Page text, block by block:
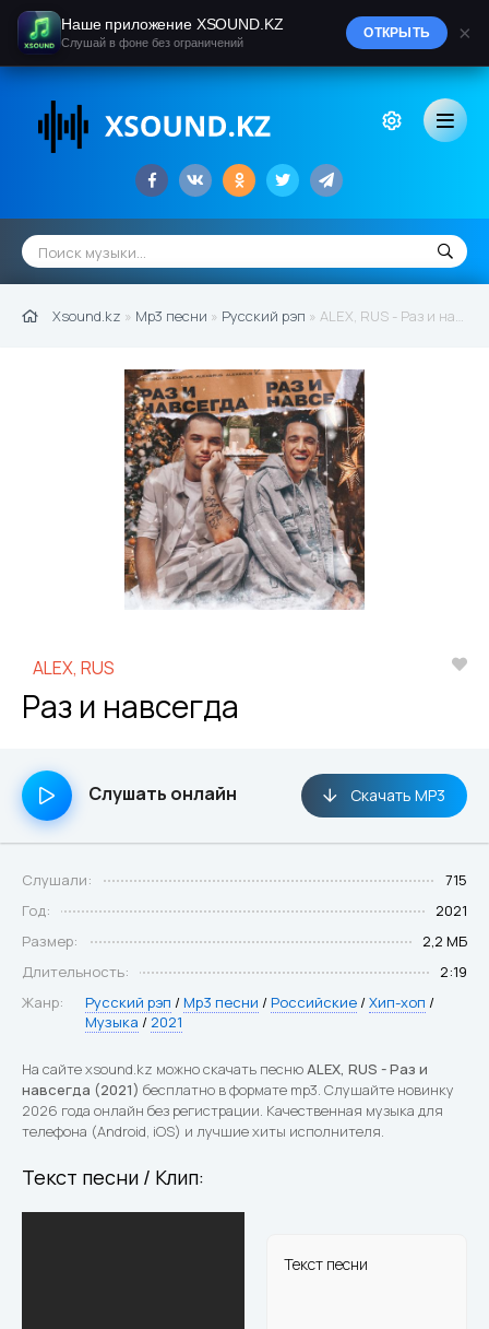
Xsound.kz » Mp3 песни » Русский рэп » ALEX, RUS - Раз и навсегда (2021)
ALEX, RUS
Раз и навсегда
Слушать онлайн Скачать MP3
Слушали:
715
Год:
2021
Размер:
2,2 МБ
Длительность:
2:19
Жанр:
Русский рэп / Mp3 песни / Российские /Хип-хоп /
Музыка / 2021
На сайте xsound.kz можно скачать песнюALEX, RUS - Раз и
навсегда (2021) бесплатно в формате mp3. Слушайте новинку
2026 года онлайн без регистрации. Качественная музыка для
телефона (Android, iOS) и лучшие хиты исполнителя.
Текст песни / Клип:
Текст песни
Наше приложение XSOUND.KZ
Слушай в фоне без ограничений
ОТКРЫТЬ ×